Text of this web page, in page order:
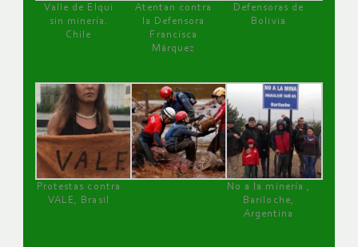
Valle de Elqui
sin minería.
Chile
Atentan contra
la Defensora
Francisca
Márquez
Defensoras de
Bolivia
Protestas contra
VALE, Brasil
No a la minería ,
Bariloche,
Argentina